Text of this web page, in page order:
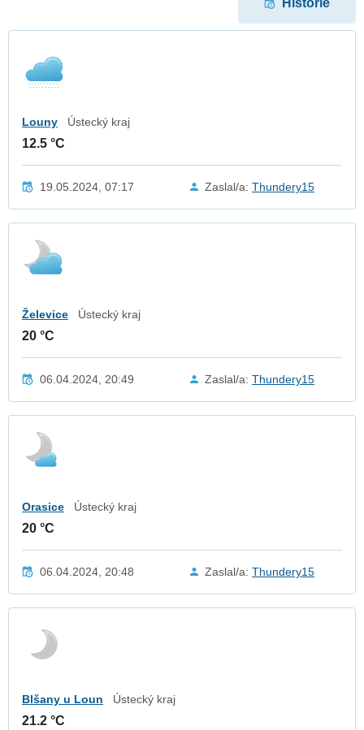
Historie
Louny Ústecký kraj
12.5 °C
19.05.2024, 07:17 Zaslal/a: Thundery15
Želevice Ústecký kraj
20 °C
06.04.2024, 20:49 Zaslal/a: Thundery15
Orasice Ústecký kraj
20 °C
06.04.2024, 20:48 Zaslal/a: Thundery15
Blšany u Loun Ústecký kraj
21.2 °C